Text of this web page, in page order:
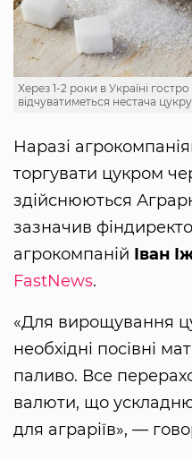
Xерез 1-2 роки в Україні гостро
відчуватиметься нестача цукру
Наразі
торгувати цукром
здійснюються
зазначив
агрокомпаній Іван
FastNews.
«Для вирощування
необхідні посівні
паливо. Все
валюти, що
для аграріїв», —